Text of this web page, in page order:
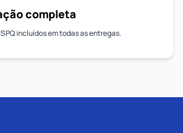
completa
incluídos em todas as entregas.